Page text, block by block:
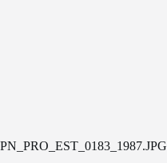
PN_PRO_EST_0183_1987.JPG